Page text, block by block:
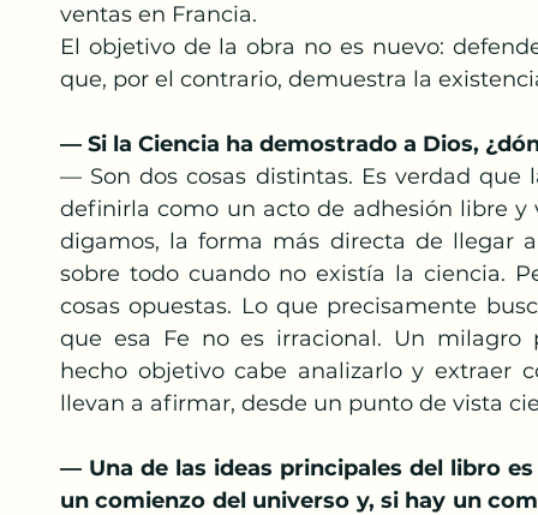
Adoración Espíritu Santo
ventas en Francia.
El objetivo de la obra no es nuevo:
que, por el contrario, demuestra la
— Si la Ciencia ha demostrado a Dios,
— Son dos cosas distintas. Es verdad que
definirla como un acto de adhesión libre y
digamos, la forma más directa de llegar
sobre todo cuando no existía la ciencia.
cosas opuestas. Lo que precisamente
que esa Fe no es irracional. Un milagro
hecho objetivo cabe analizarlo y extraer
llevan a afirmar, desde un punto de vista
— Una de las ideas principales del libro
un comienzo del universo y, si hay un